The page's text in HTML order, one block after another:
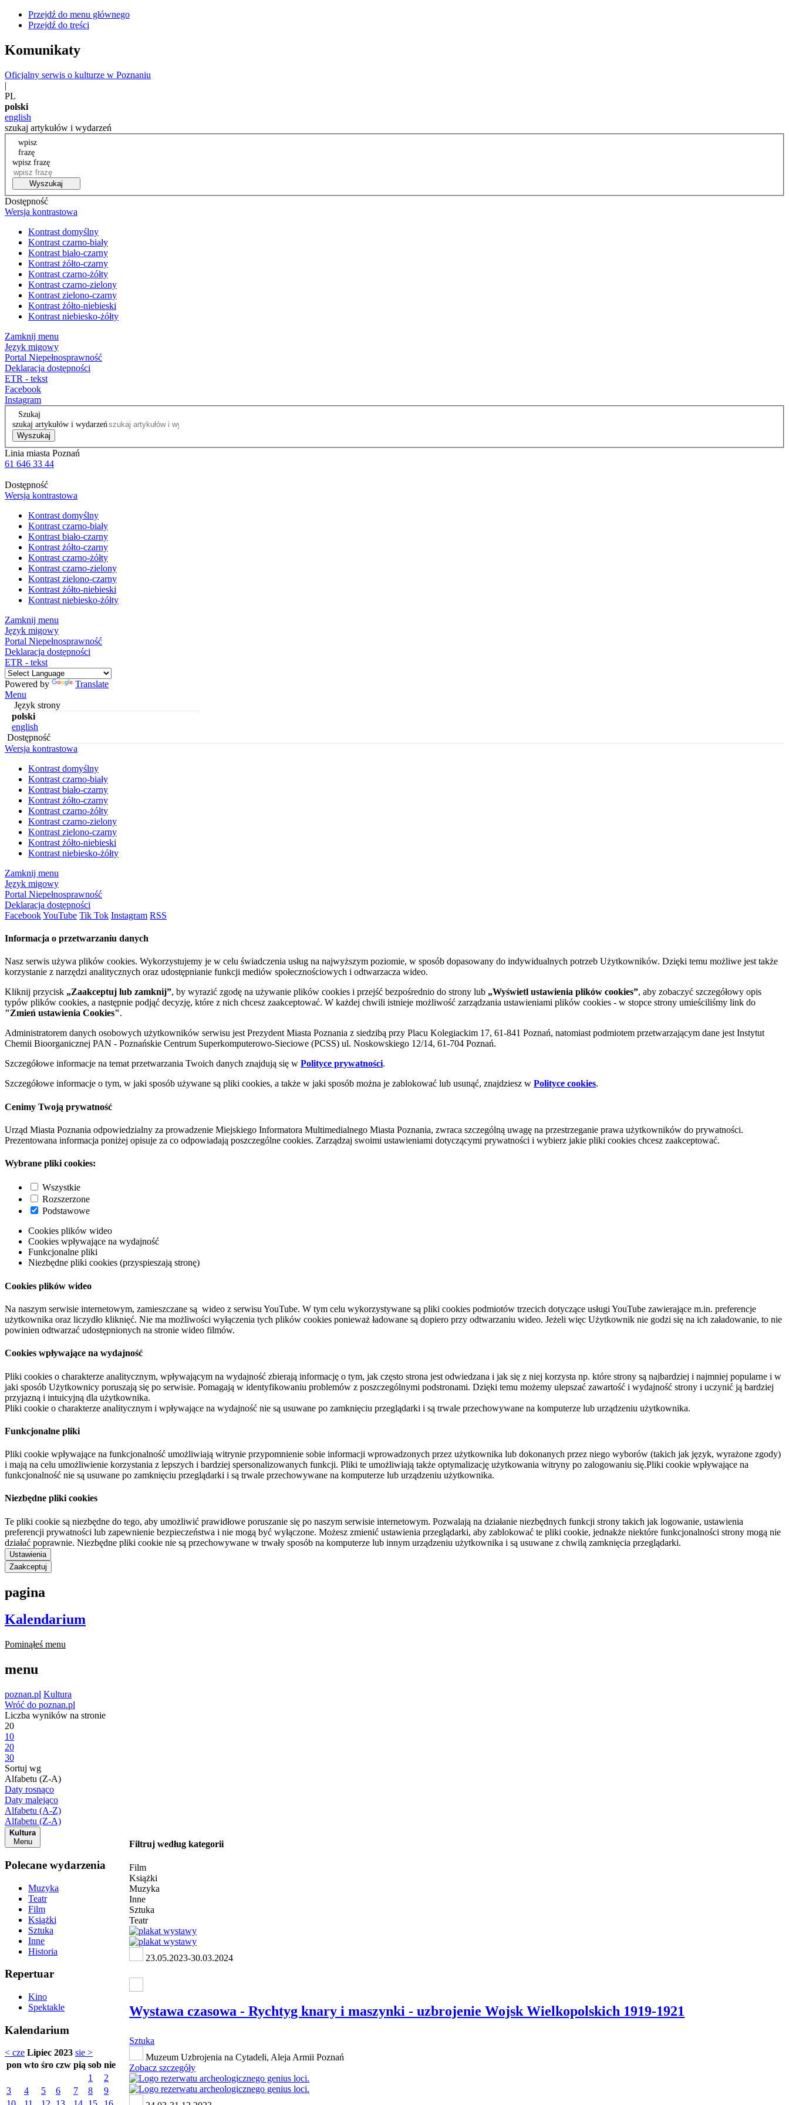
Przejdź do menu głównego
Przejdź do treści
Komunikaty
Oficjalny serwis o kulturze w Poznaniu
|
PL
polski
english
szukaj artykułów i wydarzeń
wpisz
frazę
wpisz frazę
Wyszukaj
Dostępność
Wersja kontrastowa
Kontrast domyślny
Kontrast czarno-biały
Kontrast biało-czarny
Kontrast żółto-czarny
Kontrast czarno-żółty
Kontrast czarno-zielony
Kontrast zielono-czarny
Kontrast żółto-niebieski
Kontrast niebiesko-żółty
Zamknij menu
Język migowy
Portal Niepełnosprawność
Deklaracja dostępności
ETR - tekst
Facebook
Instagram
Szukaj
szukaj artykułów i wydarzeń
Wyszukaj
Linia miasta Poznań
61 646 33 44
Dostępność
Wersja kontrastowa
Kontrast domyślny
Kontrast czarno-biały
Kontrast biało-czarny
Kontrast żółto-czarny
Kontrast czarno-żółty
Kontrast czarno-zielony
Kontrast zielono-czarny
Kontrast żółto-niebieski
Kontrast niebiesko-żółty
Zamknij menu
Język migowy
Portal Niepełnosprawność
Deklaracja dostępności
ETR - tekst
Powered by
Translate
Menu
Język strony
polski
english
Dostępność
Wersja kontrastowa
Kontrast domyślny
Kontrast czarno-biały
Kontrast biało-czarny
Kontrast żółto-czarny
Kontrast czarno-żółty
Kontrast czarno-zielony
Kontrast zielono-czarny
Kontrast żółto-niebieski
Kontrast niebiesko-żółty
Zamknij menu
Język migowy
Portal Niepełnosprawność
Deklaracja dostępności
FacebookYouTube Tik Tok Instagram RSS
Informacja o przetwarzaniu danych
Nasz serwis używa plików cookies. Wykorzystujemy je w celu świadczenia usług na najwyższym poziomie, w sposób dopasowany do indywidualnych potrzeb Użytkowników. Dzięki temu możliwe jest także
korzystanie z narzędzi analitycznych oraz udostępnianie funkcji mediów społecznościowych i odtwarzacza wideo.
Kliknij przycisk „Zaakceptuj lub zamknij”, by wyrazić zgodę na używanie plików cookies i przejść bezpośrednio do strony lub „Wyświetl ustawienia plików cookies”, aby zobaczyć szczegółowy opis
typów plików cookies, a następnie podjąć decyzję, które z nich chcesz zaakceptować. W każdej chwili istnieje możliwość zarządzania ustawieniami plików cookies - w stopce strony umieściliśmy link do
"Zmień ustawienia Cookies".
Administratorem danych osobowych użytkowników serwisu jest Prezydent Miasta Poznania z siedzibą przy Placu Kolegiackim 17, 61-841 Poznań, natomiast podmiotem przetwarzającym dane jest Instytut
Chemii Bioorganicznej PAN - Poznańskie Centrum Superkomputerowo-Sieciowe (PCSS) ul. Noskowskiego 12/14, 61-704 Poznań.
Szczegółowe informacje na temat przetwarzania Twoich danych znajdują się w Polityce prywatności.
Szczegółowe informacje o tym, w jaki sposób używane są pliki cookies, a także w jaki sposób można je zablokować lub usunąć, znajdziesz w Polityce cookies.
Cenimy Twoją prywatność
Urząd Miasta Poznania odpowiedzialny za prowadzenie Miejskiego Informatora Multimedialnego Miasta Poznania, zwraca szczególną uwagę na przestrzeganie prawa użytkowników do prywatności.
Prezentowana informacja poniżej opisuje za co odpowiadają poszczególne cookies. Zarządzaj swoimi ustawieniami dotyczącymi prywatności i wybierz jakie pliki cookies chcesz zaakceptować.
Wybrane pliki cookies:
Wszystkie
Rozszerzone
Podstawowe
Cookies plików wideo
Cookies wpływające na wydajność
Funkcjonalne pliki
Niezbędne pliki cookies (przyspieszają stronę)
Cookies plików wideo
Na naszym serwisie internetowym, zamieszczane są wideo z serwisu YouTube. W tym celu wykorzystywane są pliki cookies podmiotów trzecich dotyczące usługi YouTube zawierające m.in. preferencje
użytkownika oraz liczydło kliknięć. Nie ma możliwości wyłączenia tych plików cookies ponieważ ładowane są dopiero przy odtwarzaniu wideo. Jeżeli więc Użytkownik nie godzi się na ich załadowanie, to nie
powinien odtwarzać udostępnionych na stronie wideo filmów.
Cookies wpływające na wydajność
Pliki cookies o charakterze analitycznym, wpływającym na wydajność zbierają informację o tym, jak często strona jest odwiedzana i jak się z niej korzysta np. które strony są najbardziej i najmniej popularne i w
jaki sposób Użytkownicy poruszają się po serwisie. Pomagają w identyfikowaniu problemów z poszczególnymi podstronami. Dzięki temu możemy ulepszać zawartość i wydajność strony i uczynić ją bardziej
przyjazną i intuicyjną dla użytkownika.
Pliki cookie o charakterze analitycznym i wpływające na wydajność nie są usuwane po zamknięciu przeglądarki i są trwale przechowywane na komputerze lub urządzeniu użytkownika.
Funkcjonalne pliki
Pliki cookie wpływające na funkcjonalność umożliwiają witrynie przypomnienie sobie informacji wprowadzonych przez użytkownika lub dokonanych przez niego wyborów (takich jak język, wyrażone zgody)
i mają na celu umożliwienie korzystania z lepszych i bardziej spersonalizowanych funkcji. Pliki te umożliwiają także optymalizację użytkowania witryny po zalogowaniu się.Pliki cookie wpływające na
funkcjonalność nie są usuwane po zamknięciu przeglądarki i są trwale przechowywane na komputerze lub urządzeniu użytkownika.
Niezbędne pliki cookies
Te pliki cookie są niezbędne do tego, aby umożliwić prawidłowe poruszanie się po naszym serwisie internetowym. Pozwalają na działanie niezbędnych funkcji strony takich jak logowanie, ustawienia
preferencji prywatności lub zapewnienie bezpieczeństwa i nie mogą być wyłączone. Możesz zmienić ustawienia przeglądarki, aby zablokować te pliki cookie, jednakże niektóre funkcjonalności strony mogą nie
działać poprawnie. Niezbędne pliki cookie nie są przechowywane w trwały sposób na komputerze lub innym urządzeniu użytkownika i są usuwane z chwilą zamknięcia przeglądarki.
Ustawienia
Zaakceptuj
pagina
Kalendarium
Pominąłeś menu
menu
poznan.pl Kultura
Wróć do poznan.pl
Liczba wyników na stronie
20
10
20
30
Sortuj wg
Alfabetu (Z-A)
Daty rosnąco
Daty malejąco
Alfabetu (A-Z)
Alfabetu (Z-A)
Kultura
Menu
Polecane wydarzenia
Muzyka
Teatr
Film
Książki
Sztuka
Inne
Historia
Repertuar
Kino
Spektakle
Kalendarium
< cze Lipiec 2023 sie >
pon wto śro czw pią sob nie
1
2
3
4 5 6 7 8
9
Filtruj według kategorii
Film
Książki
Muzyka
Inne
Sztuka
Teatr
23.05.2023-30.03.2024
Wystawa czasowa - Rychtyg knary i maszynki - uzbrojenie Wojsk Wielkopolskich 1919-1921
Sztuka
Muzeum Uzbrojenia na Cytadeli, Aleja Armii Poznań
Zobacz szczegóły